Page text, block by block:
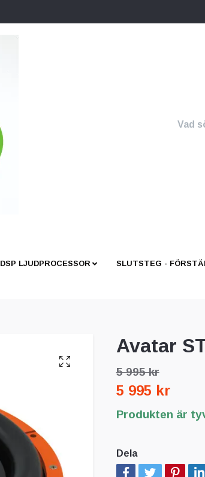
DSP LJUDPROCESSOR SLUTSTEG -
Avatar
5 995 kr
5 995 kr
Produkten är
Dela